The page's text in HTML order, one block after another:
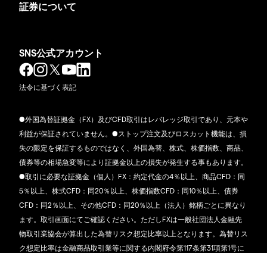
証券について
SNS公式アカウント
法令に基づく表記
●外国為替証拠金（FX）及びCFD取引はレバレッジ取引であり、元本や
利益が保証されていません。●ストップ注文及びロスカット機能は、損
失の限定を保証するものではなく、外国為替、株式、株価指数、商品、
債券等の相場急変等により証拠金以上の損失が発生する事もあります。
●取引に必要な証拠金（個人）FX：約定代金の4％以上、商品CFD：同
5％以上、株式CFD：同20％以上、株価指数CFD：同10％以上、債券
CFD：同2％以上、その他CFD：同20％以上（法人）銘柄ごとに異なり
ます。取引画面にてご確認ください。ただしFXは一般社団法人金融先
物取引業協会が算出した為替リスク想定比率以上となります。為替リス
ク想定比率は金融商品取引業等に関する内閣府令第117条第31項第1号に